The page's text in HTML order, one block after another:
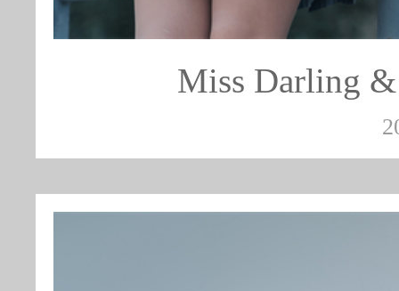
Miss Darling